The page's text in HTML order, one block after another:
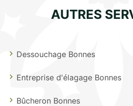
AUTRES
Dessouchage Bonnes
Entreprise d'élagage Bonnes
Bûcheron Bonnes